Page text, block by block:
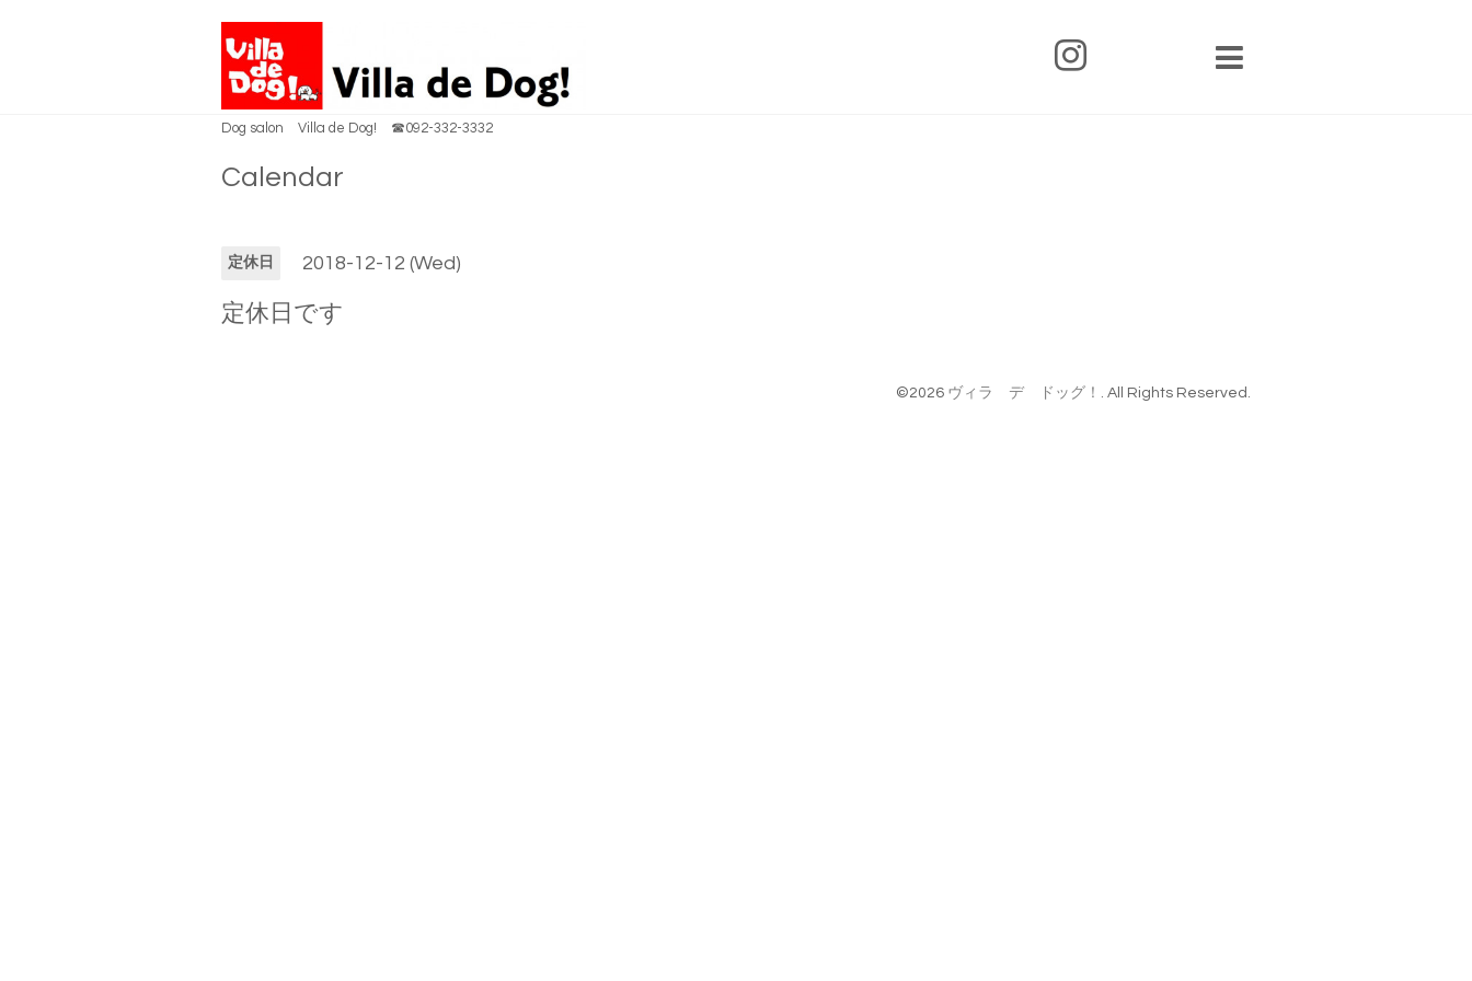
Dog salon Villa de Dog! ☎092-332-3332
Calendar
定休日 2018-12-12 (Wed)
定休日です
©2026 ヴィラ デ ドッグ！ . All Rights Reserved.